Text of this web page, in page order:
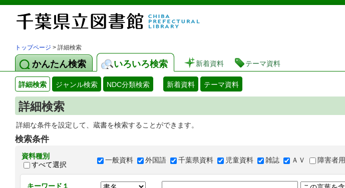
図書館 蔵書検索・予約システム
トップページ > 詳細検索
かんたん検索 いろいろ検索 新着資料 テーマ資料
詳細検索 ジャンル検索 NDC分類検索 新着資料 テーマ資料
詳細検索
詳細な条件を設定して、蔵書を検索することができます。
検索条件
資料種別
すべて選択
一般資料 外国語 千葉県資料 児童資料 雑誌 ＡＶ 障害者用
キーワード１